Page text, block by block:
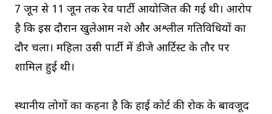
7 जून से 11 जून तक रेव पार्टी आयोजित की गई थी। आरोप
है कि इस दौरान खुलेआम नशे और अश्लील गतिविधियों का
दौर चला। महिला उसी पार्टी में डीजे आर्टिस्ट के तौर पर
शामिल हुई थी।
स्थानीय लोगों का कहना है कि हाई कोर्ट की रोक के बावजूद